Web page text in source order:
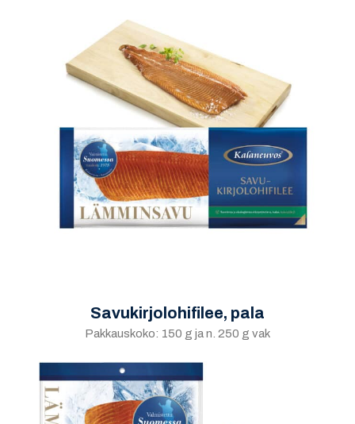
Savukirjolohifilee, pala
Pakkauskoko: 150 g ja n. 250 g vak